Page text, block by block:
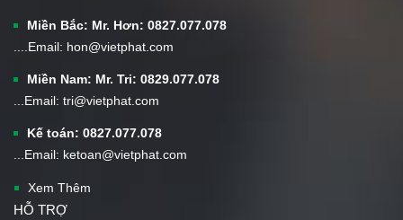
Miền Bắc: Mr. Hơn: 0827.077.078
....Email: hon@vietphat.com
Miền Nam: Mr. Tri: 0829.077.078
...Email: tri@vietphat.com
Kế toán: 0827.077.078
...Email: ketoan@vietphat.com
Xem Thêm
HỖ TRỢ